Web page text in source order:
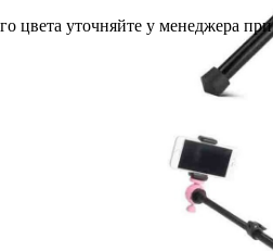
цвета уточняйте у менеджера при